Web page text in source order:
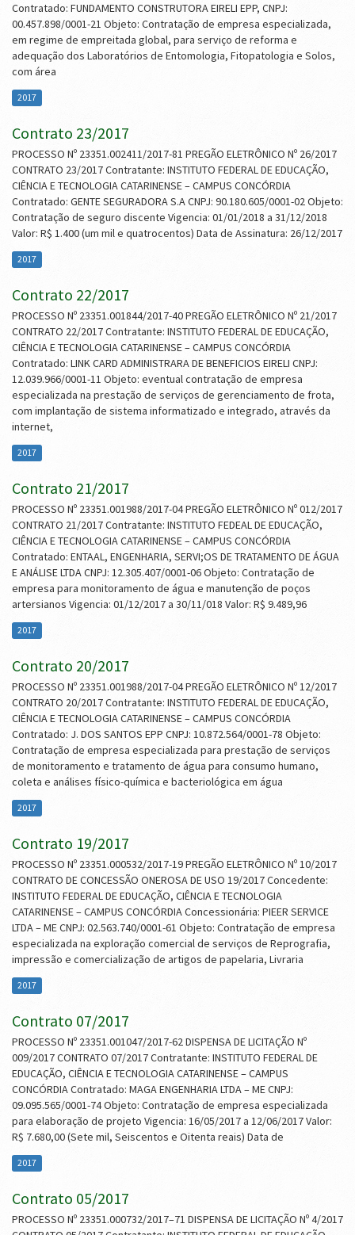
Contratado: FUNDAMENTO CONSTRUTORA EIRELI EPP, CNPJ:
00.457.898/0001-21 Objeto: Contratação de empresa especializada,
em regime de empreitada global, para serviço de reforma e
adequação dos Laboratórios de Entomologia, Fitopatologia e Solos,
com área
2017
Contrato 23/2017
PROCESSO Nº 23351.002411/2017-81 PREGÃO ELETRÔNICO Nº 26/2017
CONTRATO 23/2017 Contratante: INSTITUTO FEDERAL DE EDUCAÇÃO,
CIÊNCIA E TECNOLOGIA CATARINENSE – CAMPUS CONCÓRDIA
Contratado: GENTE SEGURADORA S.A CNPJ: 90.180.605/0001-02 Objeto:
Contratação de seguro discente Vigencia: 01/01/2018 a 31/12/2018
Valor: R$ 1.400 (um mil e quatrocentos) Data de Assinatura: 26/12/2017
2017
Contrato 22/2017
PROCESSO Nº 23351.001844/2017-40 PREGÃO ELETRÔNICO Nº 21/2017
CONTRATO 22/2017 Contratante: INSTITUTO FEDERAL DE EDUCAÇÃO,
CIÊNCIA E TECNOLOGIA CATARINENSE – CAMPUS CONCÓRDIA
Contratado: LINK CARD ADMINISTRARA DE BENEFICIOS EIRELI CNPJ:
12.039.966/0001-11 Objeto: eventual contratação de empresa
especializada na prestação de serviços de gerenciamento de frota,
com implantação de sistema informatizado e integrado, através da
internet,
2017
Contrato 21/2017
PROCESSO Nº 23351.001988/2017-04 PREGÃO ELETRÔNICO Nº 012/2017
CONTRATO 21/2017 Contratante: INSTITUTO FEDEAL DE EDUCAÇÃO,
CIÊNCIA E TECNOLOGIA CATARINENSE – CAMPUS CONCÓRDIA
Contratado: ENTAAL, ENGENHARIA, SERVI;OS DE TRATAMENTO DE ÁGUA
E ANÁLISE LTDA CNPJ: 12.305.407/0001-06 Objeto: Contratação de
empresa para monitoramento de água e manutenção de poços
artersianos Vigencia: 01/12/2017 a 30/11/018 Valor: R$ 9.489,96
2017
Contrato 20/2017
PROCESSO Nº 23351.001988/2017-04 PREGÃO ELETRÔNICO Nº 12/2017
CONTRATO 20/2017 Contratante: INSTITUTO FEDERAL DE EDUCAÇÃO,
CIÊNCIA E TECNOLOGIA CATARINENSE – CAMPUS CONCÓRDIA
Contratado: J. DOS SANTOS EPP CNPJ: 10.872.564/0001-78 Objeto:
Contratação de empresa especializada para prestação de serviços
de monitoramento e tratamento de água para consumo humano,
coleta e análises físico-química e bacteriológica em água
2017
Contrato 19/2017
PROCESSO Nº 23351.000532/2017-19 PREGÃO ELETRÔNICO Nº 10/2017
CONTRATO DE CONCESSÃO ONEROSA DE USO 19/2017 Concedente:
INSTITUTO FEDERAL DE EDUCAÇÃO, CIÊNCIA E TECNOLOGIA
CATARINENSE – CAMPUS CONCÓRDIA Concessionária: PIEER SERVICE
LTDA – ME CNPJ: 02.563.740/0001-61 Objeto: Contratação de empresa
especializada na exploração comercial de serviços de Reprografia,
impressão e comercialização de artigos de papelaria, Livraria
2017
Contrato 07/2017
PROCESSO Nº 23351.001047/2017-62 DISPENSA DE LICITAÇÃO Nº
009/2017 CONTRATO 07/2017 Contratante: INSTITUTO FEDERAL DE
EDUCAÇÃO, CIÊNCIA E TECNOLOGIA CATARINENSE – CAMPUS
CONCÓRDIA Contratado: MAGA ENGENHARIA LTDA – ME CNPJ:
09.095.565/0001-74 Objeto: Contratação de empresa especializada
para elaboração de projeto Vigencia: 16/05/2017 a 12/06/2017 Valor:
R$ 7.680,00 (Sete mil, Seiscentos e Oitenta reais) Data de
2017
Contrato 05/2017
PROCESSO Nº 23351.000732/2017–71 DISPENSA DE LICITAÇÃO Nº 4/2017